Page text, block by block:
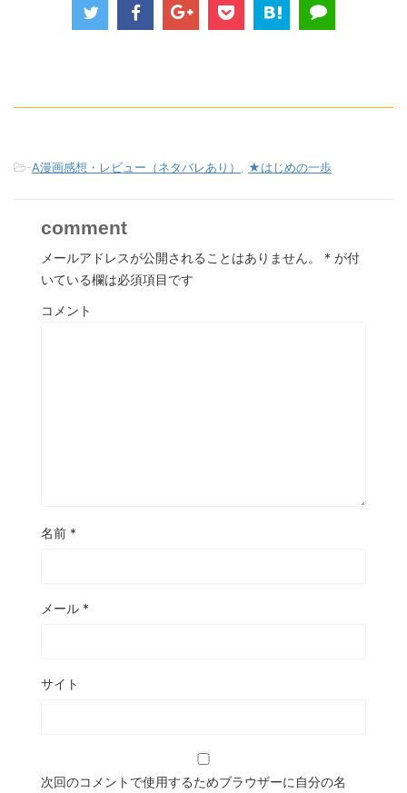
-A漫画感想・レビュー（ネタバレあり） ★はじめの一歩
comment
メールアドレスが公開されることはありません。 * が付
いている欄は必須項目です
コメント
名前 *
メール *
サイト
次回のコメントで使用するためブラウザーに自分の名